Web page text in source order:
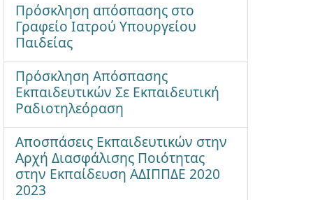
Πρόσκληση απόσπασης στο
Γραφείο Ιατρού Υπουργείου
Παιδείας
Πρόσκληση Απόσπασης
Εκπαιδευτικών Σε Εκπαιδευτική
Ραδιοτηλεόραση
Αποσπάσεις Εκπαιδευτικών στην
Αρχή Διασφάλισης Ποιότητας
στην Εκπαίδευση ΑΔΙΠΠΔΕ 2020
2023